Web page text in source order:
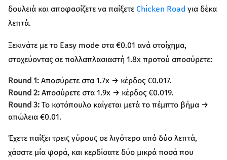
δουλειά και αποφασίζετε να παίξετε Chicken Road για δέκα
λεπτά.
Ξεκινάτε με το Easy mode στα €0.01 ανά στοίχημα,
στοχεύοντας σε πολλαπλασιαστή 1.8x προτού αποσύρετε:
Round 1: Αποσύρετε στα 1.7x → κέρδος €0.017.
Round 2: Αποσύρετε στα 1.9x → κέρδος €0.019.
Round 3: Το κοτόπουλο καίγεται μετά το πέμπτο βήμα →
απώλεια €0.01.
Έχετε παίξει τρεις γύρους σε λιγότερο από δύο λεπτά,
χάσατε μία φορά, και κερδίσατε δύο μικρά ποσά που